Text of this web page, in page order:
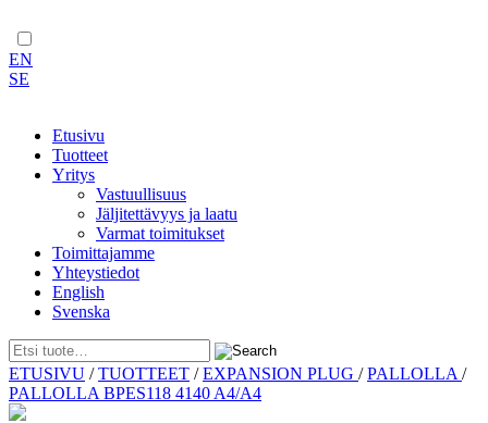
EN
SE
Etusivu
Tuotteet
Yritys
Vastuullisuus
Jäljitettävyys ja laatu
Varmat toimitukset
Toimittajamme
Yhteystiedot
English
Svenska
Skip
to
content
ETUSIVU /TUOTTEET /EXPANSION PLUG /PALLOLLA /
PALLOLLA BPES118 4140 A4/A4